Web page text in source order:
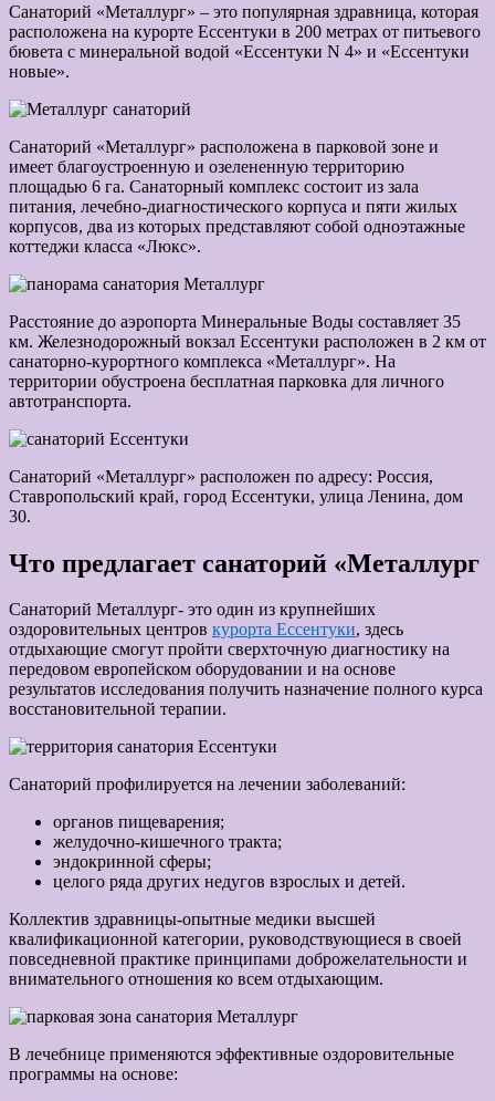
Санаторий «Металлург» ‒ это популярная здравница, которая
расположена на курорте Ессентуки в 200 метрах от питьевого
бювета с минеральной водой «Ессентуки N 4» и «Ессентуки
новые».
Санаторий «Металлург» расположена в парковой зоне и
имеет благоустроенную и озелененную территорию
площадью 6 га. Санаторный комплекс состоит из зала
питания, лечебно-диагностического корпуса и пяти жилых
корпусов, два из которых представляют собой одноэтажные
коттеджи класса «Люкс».
Расстояние до аэропорта Минеральные Воды составляет 35
км. Железнодорожный вокзал Ессентуки расположен в 2 км от
санаторно-курортного комплекса «Металлург». На
территории обустроена бесплатная парковка для личного
автотранспорта.
Санаторий «Металлург» расположен по адресу: Россия,
Ставропольский край, город Ессентуки, улица Ленина, дом
30.
Что предлагает санаторий «Металлург
Санаторий Металлург- это один из крупнейших
оздоровительных центров курорта Ессентуки, здесь
отдыхающие смогут пройти сверхточную диагностику на
передовом европейском оборудовании и на основе
результатов исследования получить назначение полного курса
восстановительной терапии.
Санаторий профилируется на лечении заболеваний:
органов пищеварения;
желудочно-кишечного тракта;
эндокринной сферы;
целого ряда других недугов взрослых и детей.
Коллектив здравницы-опытные медики высшей
квалификационной категории, руководствующиеся в своей
повседневной практике принципами доброжелательности и
внимательного отношения ко всем отдыхающим.
В лечебнице применяются эффективные оздоровительные
программы на основе: